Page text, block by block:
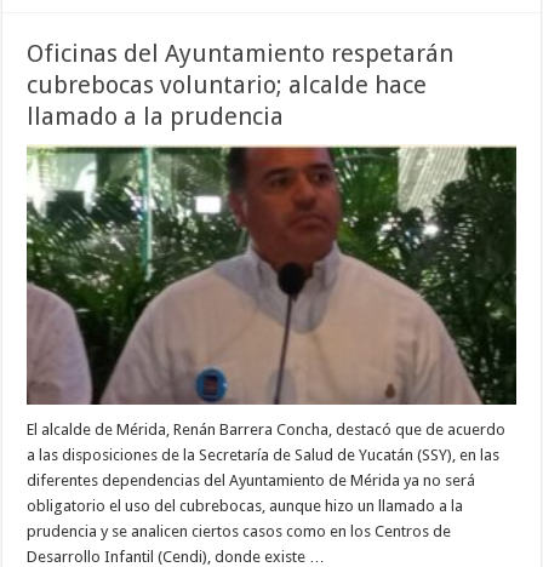
Oficinas del Ayuntamiento respetarán
cubrebocas voluntario; alcalde hace
llamado a la prudencia
El alcalde de Mérida, Renán Barrera Concha, destacó que de acuerdo
a las disposiciones de la Secretaría de Salud de Yucatán (SSY), en las
diferentes dependencias del Ayuntamiento de Mérida ya no será
obligatorio el uso del cubrebocas, aunque hizo un llamado a la
prudencia y se analicen ciertos casos como en los Centros de
Desarrollo Infantil (Cendi), donde existe …